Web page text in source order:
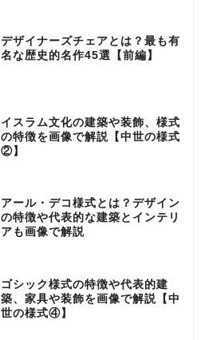
デザイナーズチェアとは？最も有
名な歴史的名作45選【前編】
イスラム文化の建築や装飾、様式
の特徴を画像で解説【中世の様式
②】
アール・デコ様式とは？デザイン
の特徴や代表的な建築とインテリ
アも画像で解説
ゴシック様式の特徴や代表的建
築、家具や装飾を画像で解説【中
世の様式④】